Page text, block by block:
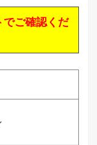
でご確認くだ